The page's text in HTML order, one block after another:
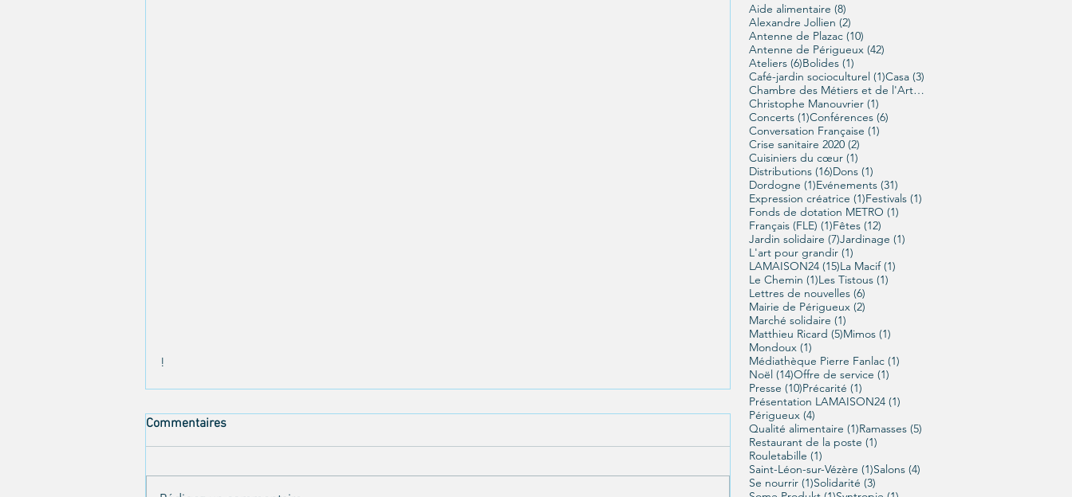
!
Commentaires
Aide alimentaire (8)
Alexandre Jollien (2)
Antenne de Plazac (10)
Antenne de Périgueux (42)
Ateliers (6)6 posts
Bolides (1)
Café-jardin socioculturel (1)1 post
Casa (3)
Chambre des Métiers et de l'Artisanat
Christophe Manouvrier (1)
Concerts (1)1 post
Conférences (6)
Conversation Française (1)
Crise sanitaire 2020 (2)
Cuisiniers du cœur (1)
Distributions (16)16 posts
Dons (1)
Dordogne (1)1 post
Evénements (31)
Expression créatrice (1)1 post
Festivals (1)
Fonds de dotation METRO (1)
Français (FLE) (1)1 post
Fêtes (12)
Jardin solidaire (7)7 posts
Jardinage (1)
L'art pour grandir (1)
LAMAISON24 (15)15 posts
La Macif (1)
Le Chemin (1)1 post
Les Tistous (1)
Lettres de nouvelles (6)
Mairie de Périgueux (2)
Marché solidaire (1)
Matthieu Ricard (5)5 posts
Mimos (1)
Mondoux (1)
Médiathèque Pierre Fanlac (1)
Noël (14)14 posts
Offre de service (1)
Presse (10)10 posts
Précarité (1)
Présentation LAMAISON24 (1)
Périgueux (4)
Qualité alimentaire (1)1 post
Ramasses (5)
Restaurant de la poste (1)
Rouletabille (1)
Saint-Léon-sur-Vézère (1)1 post
Salons (4)
Se nourrir (1)1 post
Solidarité (3)